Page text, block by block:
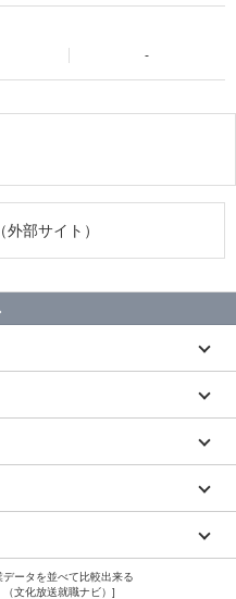
-
部サイト）
データを並べて比較出来る
文化放送就職ナビ）]